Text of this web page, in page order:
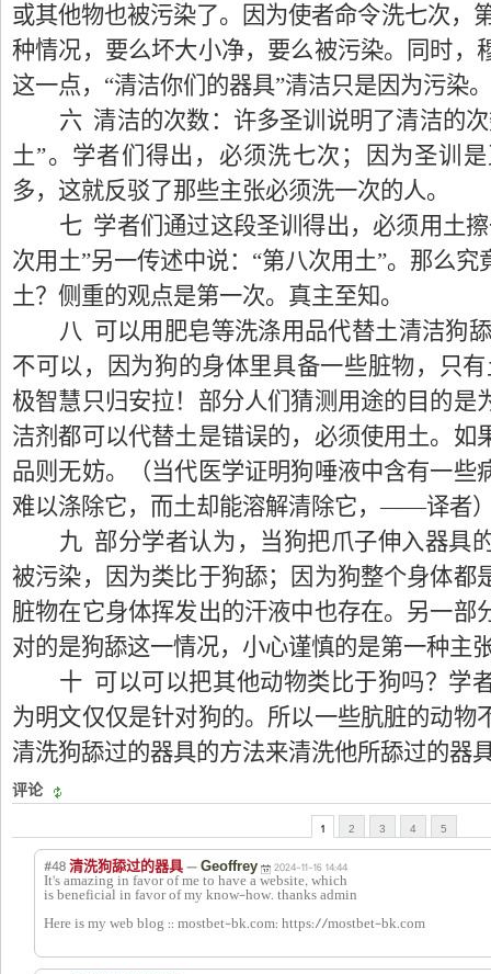
或其他物也被污染了。因为使者命令洗七次，
种情况，要么坏大小净，要么被污染。同时，
这一点，“清洁你们的器具”清洁只是因为污染。
六 清洁的次数：许多圣训说明了清洁的
土”。学者们得出，必须洗七次；因为圣训
多，这就反驳了那些主张必须洗一次的人。
七 学者们通过这段圣训得出，必须用土
次用土”另一传述中说：“第八次用土”。那么
土？侧重的观点是第一次。真主至知。
八 可以用肥皂等洗涤用品代替土清洁狗
不可以，因为狗的身体里具备一些脏物，只
极智慧只归安拉！部分人们猜测用途的目的是
洁剂都可以代替土是错误的，必须使用土。如
品则无妨。（当代医学证明狗唾液中含有一些
难以涤除它，而土却能溶解清除它，——译者
九 部分学者认为，当狗把爪子伸入器具
被污染，因为类比于狗舔；因为狗整个身体都
脏物在它身体挥发出的汗液中也存在。另一部
对的是狗舔这一情况，小心谨慎的是第一种主
十 可以可以把其他动物类比于狗吗？学
为明文仅仅是针对狗的。所以一些肮脏的动物
清洗狗舔过的器具的方法来清洗他所舔过的器
评论
1 2 3 4 5
#48 清洗狗舔过的器具 — Geoffrey 2024-11-16 14:44
It's amazing in favor of me to have a website, which
is beneficial in favor of my know-how. thanks admin
Here is my web blog :: mostbet-bk.com: https://mostbet-bk.com